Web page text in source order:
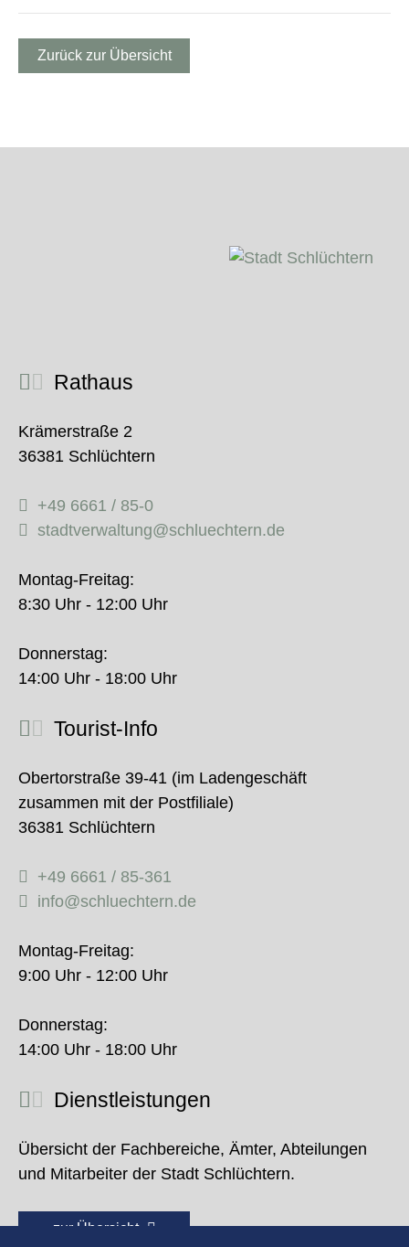
Zurück zur Übersicht
Rathaus
Krämerstraße 2
36381 Schlüchtern
+49 6661 / 85-0
stadtverwaltung@schluechtern.de
Montag-Freitag:
8:30 Uhr - 12:00 Uhr
Donnerstag:
14:00 Uhr - 18:00 Uhr
Tourist-Info
Obertorstraße 39-41 (im Ladengeschäft
zusammen mit der Postfiliale)
36381 Schlüchtern
+49 6661 / 85-361
info@schluechtern.de
Montag-Freitag:
9:00 Uhr - 12:00 Uhr
Donnerstag:
14:00 Uhr - 18:00 Uhr
Dienstleistungen
Übersicht der Fachbereiche, Ämter, Abteilungen
und Mitarbeiter der Stadt Schlüchtern.
zur Übersicht